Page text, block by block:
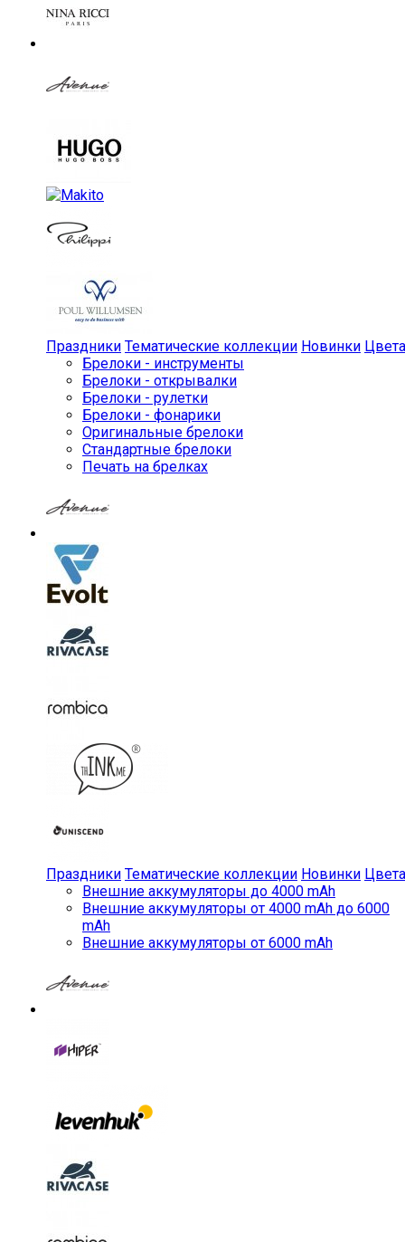
Праздники Тематические коллекции Новинки Цвета
Брелоки - инструменты
Брелоки - открывалки
Брелоки - рулетки
Брелоки - фонарики
Оригинальные брелоки
Стандартные брелоки
Печать на брелках
Праздники Тематические коллекции Новинки Цвета
Внешние аккумуляторы до 4000 mAh
Внешние аккумуляторы от 4000 mAh до 6000
mAh
Внешние аккумуляторы от 6000 mAh